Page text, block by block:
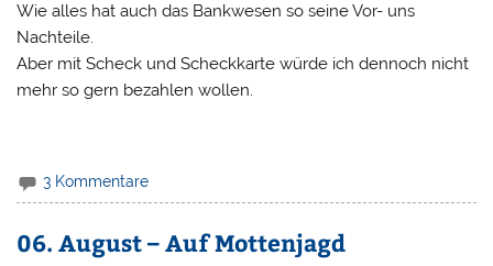
Wie alles hat auch das Bankwesen so seine Vor- uns
Nachteile.
Aber mit Scheck und Scheckkarte würde ich dennoch nicht
mehr so gern bezahlen wollen.
3 Kommentare
06. August – Auf Mottenjagd